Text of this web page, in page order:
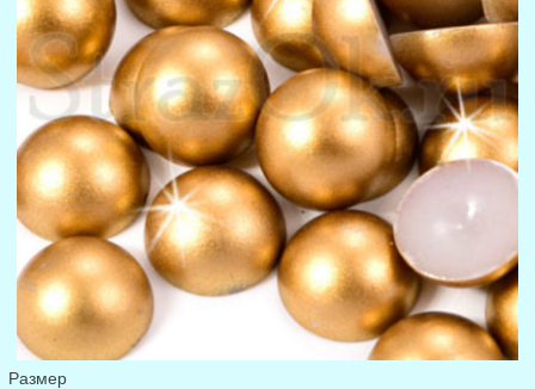
Размер